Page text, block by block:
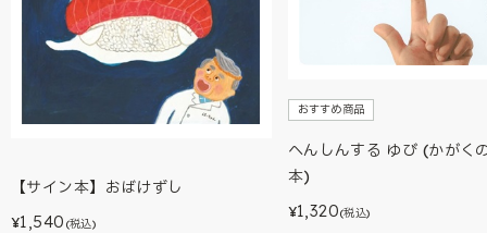
【サイン本】おばけずし
¥1,540 (税込)
おすすめ商品
へんしんする ゆび (かがく
本)
¥1,320(税込)